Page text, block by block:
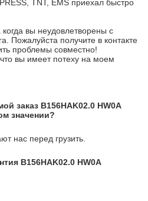
TNT, EMS приехал быстро
вы неудовлетворены с
Пожалуйста получите в контакте
проблемы совместно!
вы имеет потеху на моем
заказ B156HAK02.0 HW0A
значении?
нас перед грузить.
B156HAK02.0 HW0A